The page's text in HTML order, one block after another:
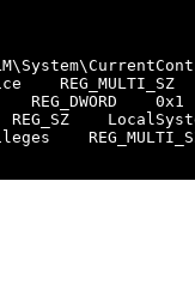
REG_MULTI_SZ
REG_DWORD    0x1
REG_SZ